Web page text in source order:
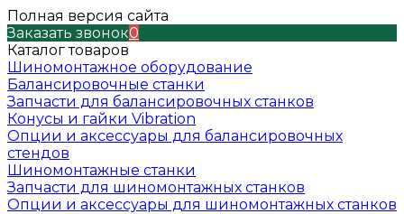
Полная версия сайта
Заказать звонок0
Каталог товаров
Шиномонтажное оборудование
Балансировочные станки
Запчасти для балансировочных станков
Конусы и гайки Vibration
Опции и аксессуары для балансировочных
стендов
Шиномонтажные станки
Запчасти для шиномонтажных станков
Опции и аксессуары для шиномонтажных станков